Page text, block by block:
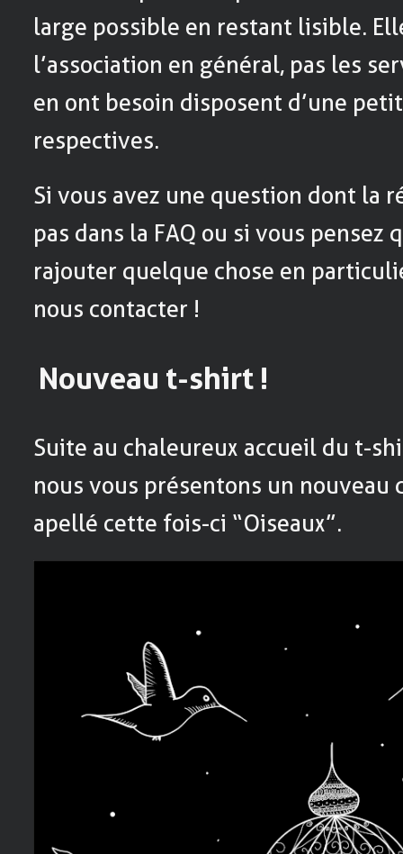
large possible en restant lisible.
l’association en général, pas les
en ont besoin disposent d’une
respectives.
Si vous avez une question dont la
pas dans la FAQ ou si vous pensez
rajouter quelque chose en
nous contacter !
Nouveau t-shirt !
Suite au chaleureux accueil du t-
nous vous présentons un nouveau
apellé cette fois-ci “Oiseaux”.